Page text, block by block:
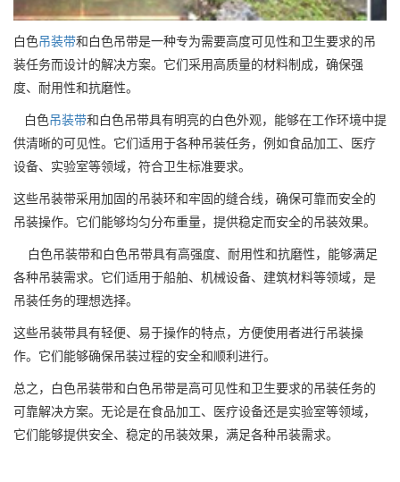
白色吊装带和白色吊带是一种专为需要高度可见性和卫生要求的吊
装任务而设计的解决方案。它们采用高质量的材料制成，确保强
度、耐用性和抗磨性。
白色吊装带和白色吊带具有明亮的白色外观，能够在工作环境中提
供清晰的可见性。它们适用于各种吊装任务，例如食品加工、医疗
设备、实验室等领域，符合卫生标准要求。
这些吊装带采用加固的吊装环和牢固的缝合线，确保可靠而安全的
吊装操作。它们能够均匀分布重量，提供稳定而安全的吊装效果。
白色吊装带和白色吊带具有高强度、耐用性和抗磨性，能够满足
各种吊装需求。它们适用于船舶、机械设备、建筑材料等领域，是
吊装任务的理想选择。
这些吊装带具有轻便、易于操作的特点，方便使用者进行吊装操
作。它们能够确保吊装过程的安全和顺利进行。
总之，白色吊装带和白色吊带是高可见性和卫生要求的吊装任务的
可靠解决方案。无论是在食品加工、医疗设备还是实验室等领域，
它们能够提供安全、稳定的吊装效果，满足各种吊装需求。